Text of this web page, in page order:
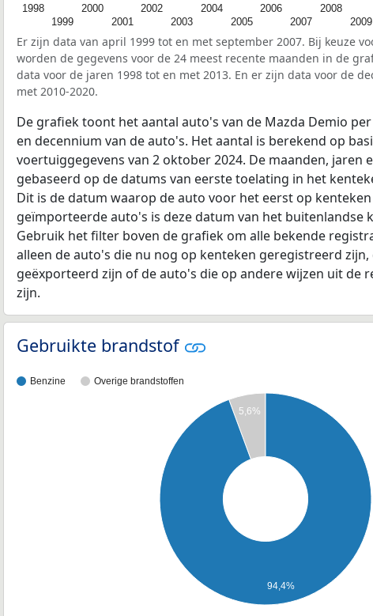
1998
1999
2000
2001
2002
2003
2004
2005
2006
2007
2008
2009
Er zijn data van april 1999 tot en met september 2007. Bij keuze
worden de gegevens voor de 24 meest recente maanden in de
data voor de jaren 1998 tot en met 2013. En er zijn data voor de
met 2010-2020.
De grafiek toont het aantal auto's van de Mazda Demio
en decennium van de auto's. Het aantal is berekend op
voertuiggegevens van 2 oktober 2024. De maanden, jaren
gebaseerd op de datums van eerste toelating in het
Dit is de datum waarop de auto voor het eerst op
geïmporteerde auto's is deze datum van het buitenlandse
Gebruik het filter boven de grafiek om alle bekende
alleen de auto's die nu nog op kenteken geregistreerd
geëxporteerd zijn of de auto's die op andere wijzen uit de
zijn.
Gebruikte brandstof
Benzine Overige brandstoffen
5,6%
94,4%